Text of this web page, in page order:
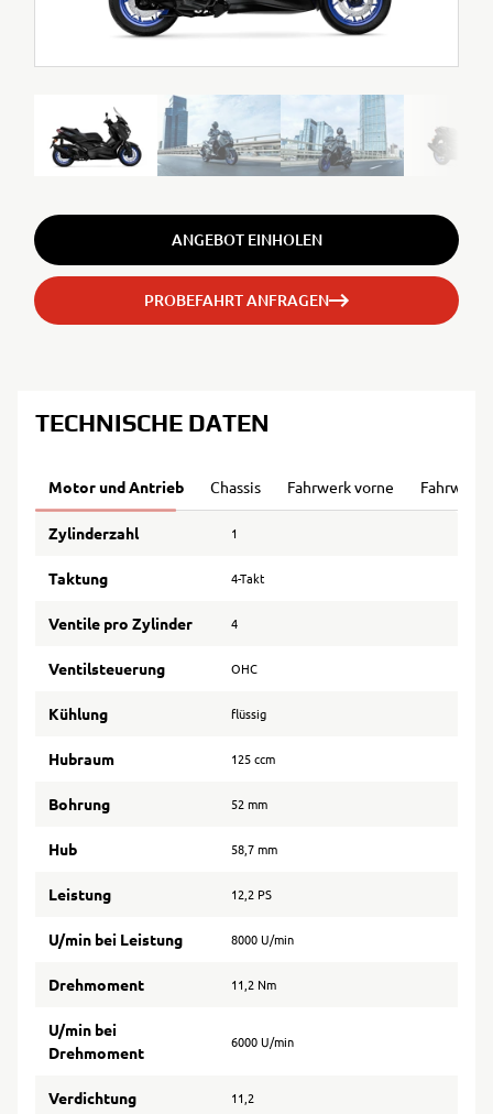
ANGEBOT EINHOLEN
PROBEFAHRT ANFRAGEN
TECHNISCHE DATEN
Motor und Antrieb Chassis Fahrwerk vorne Fahrwerk
Zylinderzahl 1
Taktung 4-Takt
Ventile pro Zylinder 4
Ventilsteuerung OHC
Kühlung flüssig
Hubraum 125 ccm
Bohrung 52 mm
Hub 58,7 mm
Leistung 12,2 PS
U/min bei Leistung 8000 U/min
Drehmoment 11,2 Nm
U/min bei
Drehmoment
6000 U/min
Verdichtung 11,2